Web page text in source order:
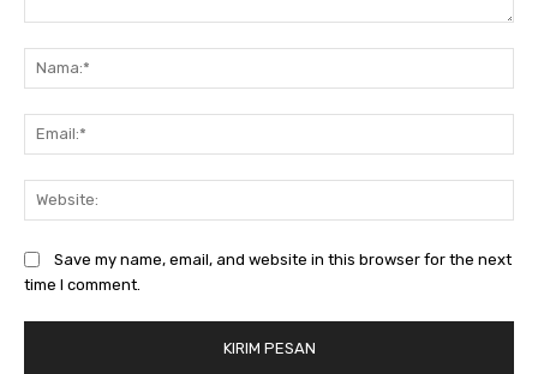
Save my name, email, and website in this browser for the next
time I comment.